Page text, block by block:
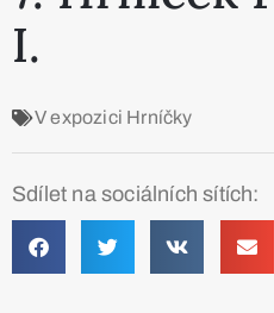
I.
V expozici Hrníčky
Sdílet na sociálních sítích: